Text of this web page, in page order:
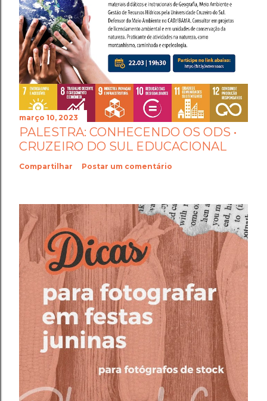
março 10, 2023
PALESTRA: CONHECENDO OS ODS •
CRUZEIRO DO SUL EDUCACIONAL
Compartilhar Postar um comentário